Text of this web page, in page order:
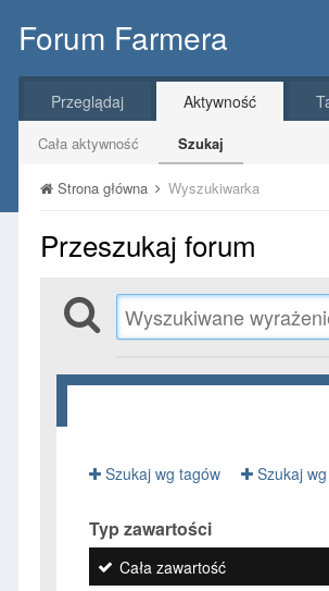
Forum Farmera
Przeglądaj Aktywność
Cała aktywność Szukaj
Strona główna Wyszukiwarka
Przeszukaj forum
Szukaj wg tagów Szukaj
Typ zawartości
Cała zawartość